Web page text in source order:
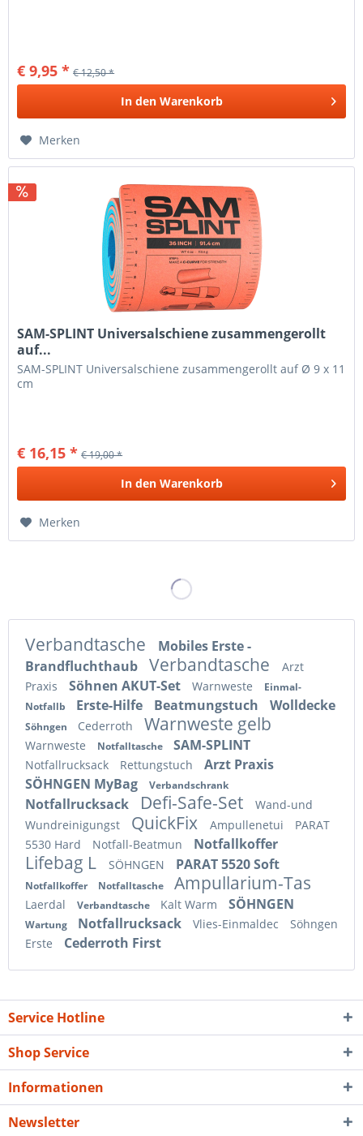
€ 9,95 * € 12,50 *
In den Warenkorb
Merken
SAM-SPLINT Universalschiene zusammengerollt
auf...
SAM-SPLINT Universalschiene zusammengerollt auf Ø 9 x 11
cm
€ 16,15 * € 19,00 *
In den Warenkorb
Merken
Verbandtasche
Mobiles Erste -
Brandfluchthaub
Verbandtasche
Arzt
Praxis
Söhnen AKUT-Set Warnweste
Einmal-
Notfallb
Erste-Hilfe Beatmungstuch Wolldecke
Söhngen Cederroth Warnweste gelb
Warnweste Notfalltasche SAM-SPLINT
Notfallrucksack Rettungstuch
Arzt Praxis
SÖHNGEN MyBag
Verbandschrank
Notfallrucksack Defi-Safe-Set
Wand-und
Wundreinigungst
QuickFix Ampullenetui
PARAT
5530 Hard
Notfall-Beatmun Notfallkoffer
Lifebag L SÖHNGEN PARAT 5520 Soft
Notfallkoffer Notfalltasche Ampullarium-Tas
Laerdal Verbandtasche Kalt Warm SÖHNGEN
Wartung Notfallrucksack Vlies-Einmaldec
Söhngen
Erste
Cederroth First
Service Hotline
Shop Service
Informationen
Newsletter